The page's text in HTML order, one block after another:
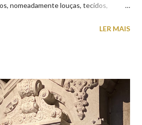
nomeadamente louças, tecidos,
Horário de funcionamento | Verão
em Viana do Castelo (2019.10.25)
do Castelo (2019.10.25) Feira Semanal
Feira Semanal em Viana do
LER MAIS